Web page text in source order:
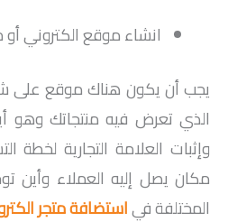
انشاء موقع الكتروني أو
يجب أن يكون هناك موقع على
الذي تعرض فيه منتجاتك وهو
وإثبات العلامة التجارية لخطة
مكان يصل إليه العملاء وأين
المختلفة فياستضافة متجر